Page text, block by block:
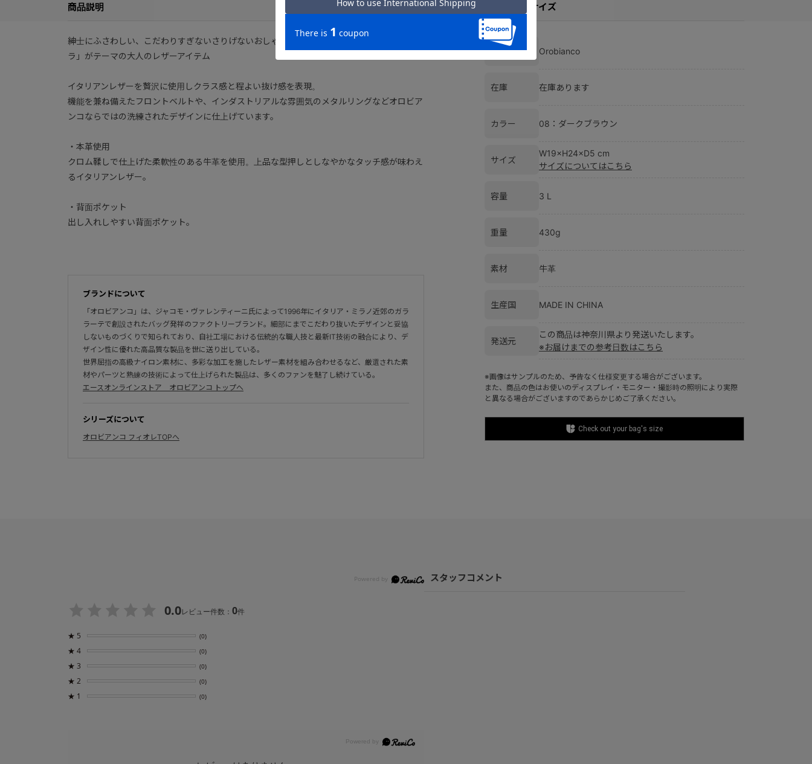
商品説明
紳士にふさわしい、こだわりすぎないさりげないおしゃれさを意味する「スプレッツァトゥー
ラ」がテーマの大人のレザーアイテム
イタリアンレザーを贅沢に使用しクラス感と程よい抜け感を表現。
機能を兼ね備えたフロントベルトや、インダストリアルな雰囲気のメタルリングなどオロビア
ンコならではの洗練されたデザインに仕上げています。
・本革使用
クロム鞣しで仕上げた柔軟性のある牛革を使用。上品な型押しとしなやかなタッチ感が味わえ
るイタリアンレザー。
・背面ポケット
出し入れしやすい背面ポケット。
ブランドについて
「オロビアンコ」は、ジャコモ・ヴァレンティーニ氏によって1996年にイタリア・ミラノ近郊のガラ
ラーテで創設されたバッグ発祥のファクトリーブランド。細部にまでこだわり抜いたデザインと妥協
しないものづくりで知られており、自社工場における伝統的な職人技と最新IT技術の融合により、デ
ザイン性に優れた高品質な製品を世に送り出している。
世界屈指の高級ナイロン素材に、多彩な加工を施したレザー素材を組み合わせるなど、厳選された素
材やパーツと熟練の技術によって仕上げられた製品は、多くのファンを魅了し続けている。
エースオンラインストア オロビアンコ トップへ
シリーズについて
オロビアンコ フィオレTOPへ
スペックとサイズ
ブランド Orobianco
発送元
この商品は神奈川県より発送いたします。
※お届けまでの参考日数はこちら
カラー 08：ダークブラウン
在庫 在庫あります
サイズ
W19×H24×D5 cm
サイズについてはこちら
容量 3 L
重量 430g
素材 牛革
生産国 MADE IN CHINA
※画像はサンプルのため、予告なく仕様変更する場合がございます。
また、商品の色はお使いのディスプレイ・モニター・撮影時の照明により実際
と異なる場合がございますのであらかじめご了承ください。
Check out your bag's size
0.0レビュー件数： 0件
★ 5 (0)
★ 4 (0)
★ 3 (0)
★ 2 (0)
★ 1 (0)
スタッフコメント